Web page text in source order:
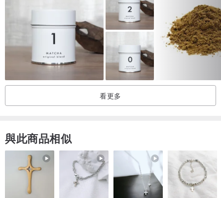
看更多
與此商品相似